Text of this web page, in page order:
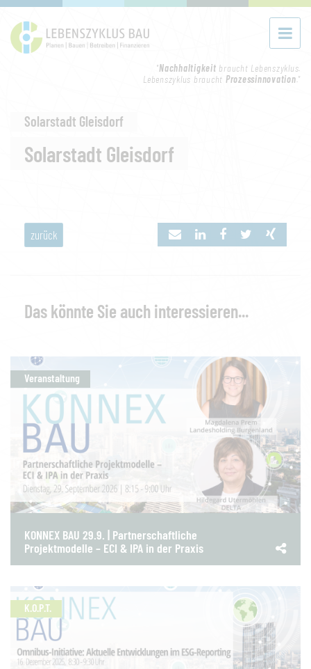
"Nachhaltigkeit braucht Lebenszyklus.
Lebenszyklus braucht Prozessinnovation."
Solarstadt Gleisdorf
Solarstadt Gleisdorf
zurück
Das könnte Sie auch interessieren...
Veranstaltung
KONNEX BAU 29.9. | Partnerschaftliche
Projektmodelle – ECI & IPA in der Praxis
K.O.P.T.